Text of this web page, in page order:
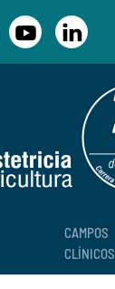
CAMPOS
CLÍNICOS